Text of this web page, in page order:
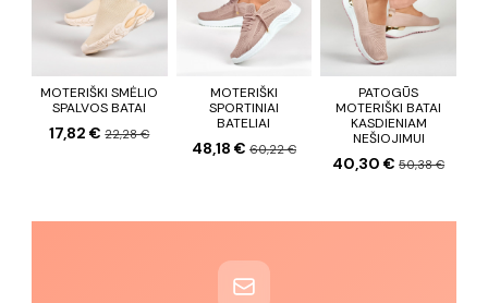
MOTERIŠKI SMĖLIO
SPALVOS BATAI
17,82 €22,28 €
MOTERIŠKI
SPORTINIAI
BATELIAI
48,18 € 60,22 €
PATOGŪS
MOTERIŠKI BATAI
KASDIENIAM
NEŠIOJIMUI
40,30 €50,38 €